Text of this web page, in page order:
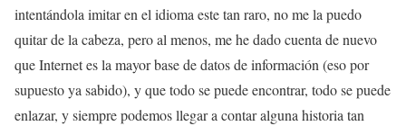
intentándola imitar en el idioma este tan raro, no me la puedo
quitar de la cabeza, pero al menos, me he dado cuenta de nuevo
que Internet es la mayor base de datos de información (eso por
supuesto ya sabido), y que todo se puede encontrar, todo se puede
enlazar, y siempre podemos llegar a contar alguna historia tan